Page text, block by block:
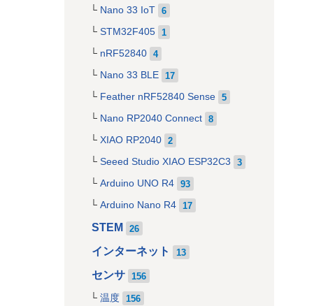
Nano 33 IoT 6
STM32F405 1
nRF52840 4
Nano 33 BLE 17
Feather nRF52840 Sense 5
Nano RP2040 Connect 8
XIAO RP2040 2
Seeed Studio XIAO ESP32C3 3
Arduino UNO R4 93
Arduino Nano R4 17
STEM 26
インターネット 13
センサ 156
温度 156